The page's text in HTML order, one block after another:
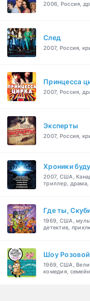
2006, Россия,
След
2007, Россия,
Принцесса
2007, Россия,
Эксперты
2007, Россия,
Хроники
2007, США,
триллер, драма,
Где ты,
1969, США,
детектив,
Шоу
1969, США,
комедия,